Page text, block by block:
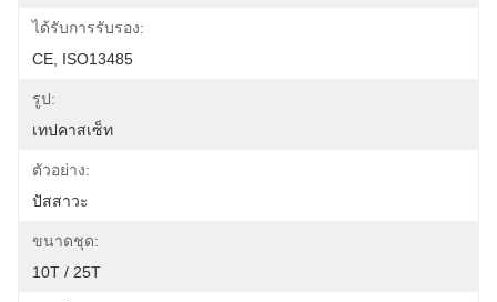
ได้รับการรับรอง:
CE, ISO13485
รูป:
เทปคาสเซ็ท
ตัวอย่าง:
ปัสสาวะ
ขนาดชุด:
10T / 25T